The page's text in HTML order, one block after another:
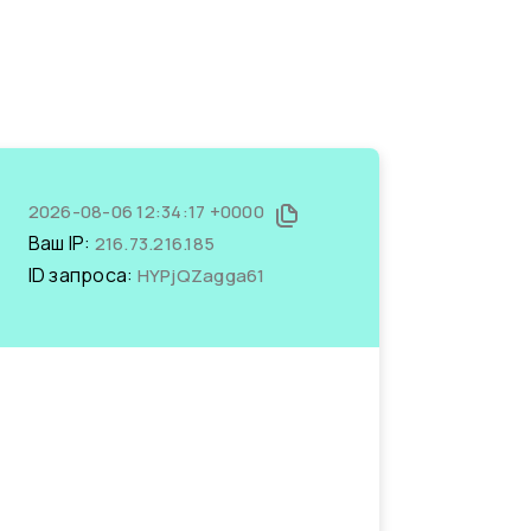
2026-08-06 12:34:17 +0000
Ваш IP: 216.73.216.185
ID запроса: HYPjQZagga61